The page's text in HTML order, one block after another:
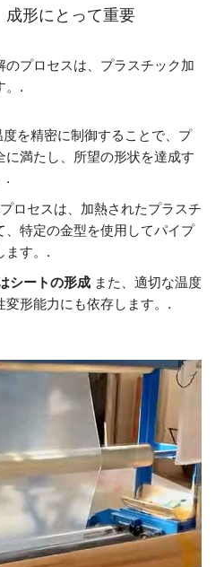
成形にとって重要
プロセスは、プラスチック加
。.
度を精密に制御することで、プ
に満たし、所望の形状を達成す
.
ロセスは、加熱されたプラスチ
、特定の金型を使用してパイプ
ます。.
シートの形成 また、適切な温度
変形能力にも依存します。.